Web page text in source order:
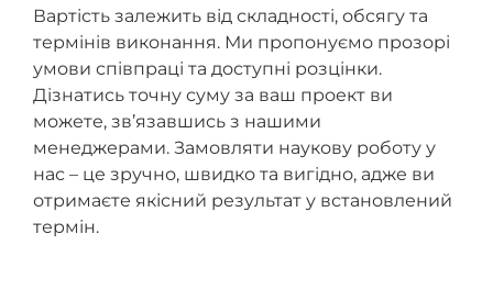
Вартість залежить від складності, обсягу та
термінів виконання. Ми пропонуємо прозорі
умови співпраці та доступні розцінки.
Дізнатись точну суму за ваш проект ви
можете, зв’язавшись з нашими
менеджерами. Замовляти наукову роботу у
нас – це зручно, швидко та вигідно, адже ви
отримаєте якісний результат у встановлений
термін.